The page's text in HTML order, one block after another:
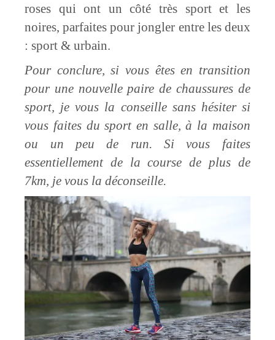
roses qui ont un côté très sport et les
noires, parfaites pour jongler entre les deux
: sport & urbain.
Pour conclure, si vous êtes en transition
pour une nouvelle paire de chaussures de
sport, je vous la conseille sans hésiter si
vous faites du sport en salle, à la maison
ou un peu de run. Si vous faites
essentiellement de la course de plus de
7km, je vous la déconseille.